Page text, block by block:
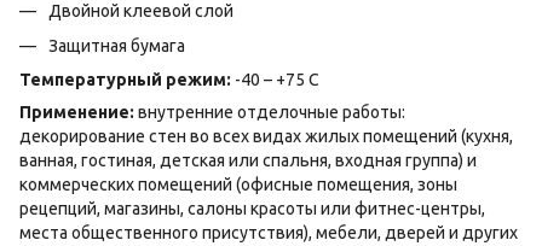
Двойной клеевой слой
Защитная бумага
Температурный режим: -40 – +75 С
Применение: внутренние отделочные работы:
декорирование стен во всех видах жилых помещений (кухня,
ванная, гостиная, детская или спальня, входная группа) и
коммерческих помещений (офисные помещения, зоны
рецепций, магазины, салоны красоты или фитнес-центры,
места общественного присутствия), мебели, дверей и других